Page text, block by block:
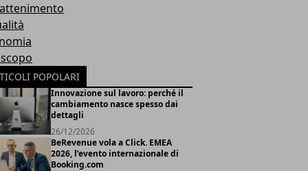
POPOLARI
Innovazione sul lavoro: perché il
cambiamento nasce spesso dai
dettagli
26/12/2026
BeRevenue vola a Click. EMEA
2026, l’evento internazionale di
Booking.com